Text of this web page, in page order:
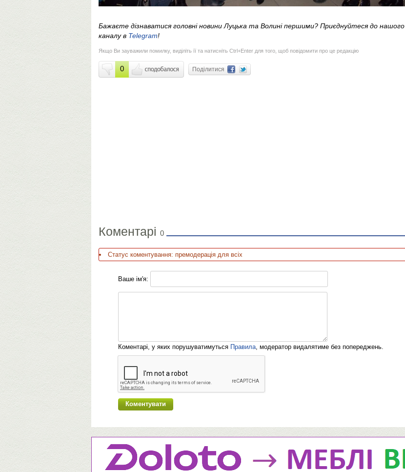
Бажаєте дізнаватися головні новини Луцька та Волині першими? Приєднуйтеся до нашого
каналу в Telegram!
Якщо Ви зауважили помилку, виділіть її та натисніть Ctrl+Enter для того, щоб повідомити про це редакцію
0 Поділитися
Коментарі 0
Статус коментування: премодерація для всіх
Ваше ім'я:
Коментарі, у яких порушуватимуться Правила , модератор видалятиме без попереджень.